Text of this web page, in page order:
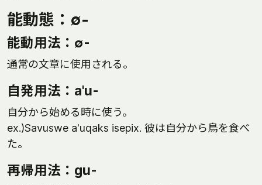
能動態：∅-
能動用法：∅-
通常の文章に使用される。
自発用法：a'u-
自分から始める時に使う。
ex.)Savuswe a'uqaks isepix. 彼は自分から鳥を食べ
た。
再帰用法：gu-